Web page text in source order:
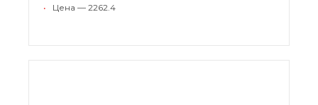
• Цена — 2262.4